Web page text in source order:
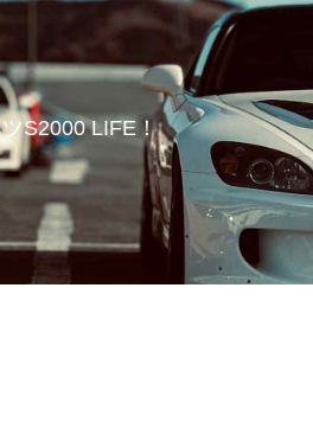
S2000 LIFE！